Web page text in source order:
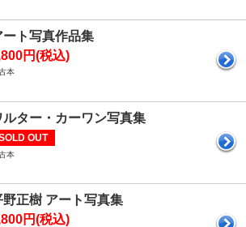
ート写真作品集
円(税込)
本
ルター・カーワン写真集
OUT
本
野正樹 アート写真集
円(税込)